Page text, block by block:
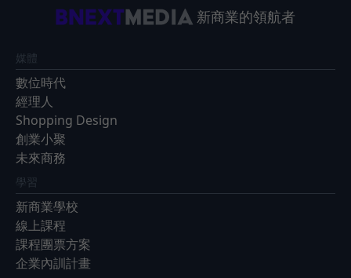
新商業的領航者
媒體
數位時代
經理人
Shopping Design
創業小聚
未來商務
學習
新商業學校
線上課程
課程團票方案
企業內訓計畫